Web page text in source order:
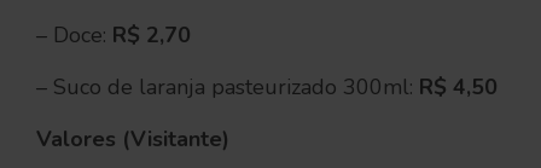
– Doce: R$ 2,70
– Suco de laranja pasteurizado 300ml: R$ 4,50
Valores (Visitante)